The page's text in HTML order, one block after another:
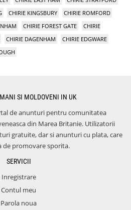
CHIRIE KINGSBURY
CHIRIE ROMFORD
CHIRIE FOREST GATE
CHIRIE
CHIRIE DAGENHAM
CHIRIE EDGWARE
SI MOLDOVENI IN UK
de anunturi pentru comunitatea
din Marea Britanie. Utilizatorii
gratuite, dar si anunturi cu plata, care
de promovare sporita.
SERVICII
Inregistrare
Contul meu
Parola noua